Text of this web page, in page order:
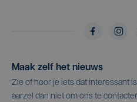
Maak zelf het nieuws
Zie of hoor je iets dat interessant
aarzel dan niet om ons te